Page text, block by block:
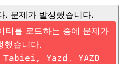
. 문제가 발생했습니다.
터를 로드하는 중에 문제가
했습니다.
Tabiei, Yazd, YAZD